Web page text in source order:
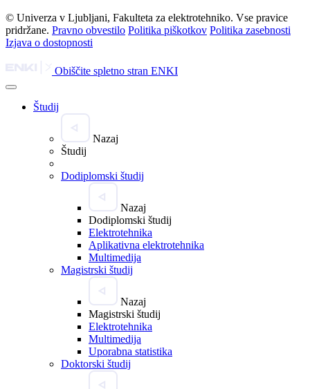
© Univerza v Ljubljani, Fakulteta za elektrotehniko. Vse pravice
pridržane. Pravno obvestilo Politika piškotkov Politika zasebnosti
Izjava o dostopnosti
Obiščite spletno stran ENKI
Študij
Nazaj
Študij
Dodiplomski študij
Nazaj
Dodiplomski študij
Elektrotehnika
Aplikativna elektrotehnika
Multimedija
Magistrski študij
Nazaj
Magistrski študij
Elektrotehnika
Multimedija
Uporabna statistika
Doktorski študij